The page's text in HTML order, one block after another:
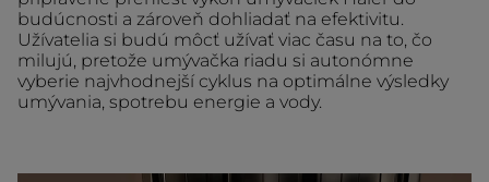
budúcnosti a zároveň dohliadať na efektivitu.
Užívatelia si budú môcť užívať viac času na to, čo
milujú, pretože umývačka riadu si autonómne
vyberie najvhodnejší cyklus na optimálne výsledky
umývania, spotrebu energie a vody.